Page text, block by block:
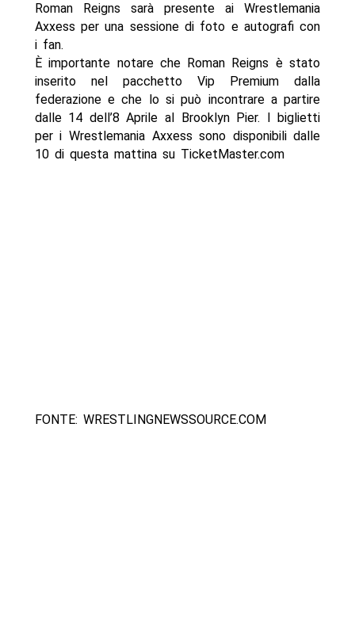
Roman Reigns sarà presente ai Wrestlemania
Axxess per una sessione di foto e autografi con
i fan.
È importante notare che Roman Reigns è stato
inserito nel pacchetto Vip Premium dalla
federazione e che lo si può incontrare a partire
dalle 14 dell’8 Aprile al Brooklyn Pier. I biglietti
per i Wrestlemania Axxess sono disponibili dalle
10 di questa mattina su TicketMaster.com
FONTE: WRESTLINGNEWSSOURCE.COM